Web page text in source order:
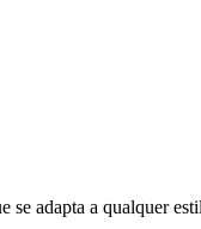
adapta a qualquer